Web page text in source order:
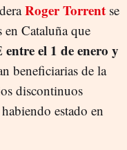
Roger Torrent se
en Cataluña que
entre el 1 de enero y
beneficiarias de la
discontinuos
estado en